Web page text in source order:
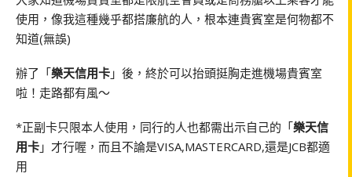
使用，像我這種幾乎都搭廉航的人，根本連貴賓室是何物都不
知道(無誤)
辦了「樂天信用卡 」後，終於可以抬頭挺胸走進機場貴賓室
啦！走路都有風～
*正副卡只限本人使用，同行的人也都需出示自己的「樂天信
用卡 」才行喔，而且不論是VISA,MASTERCARD,還是JCB都適
用